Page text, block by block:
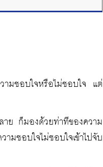
มชอบใจหรือไม่ชอบใจ แต่
าย ก็มองด้วยท่าทีของความ
ชอบใจไม่ชอบใจเข้าไปจับ